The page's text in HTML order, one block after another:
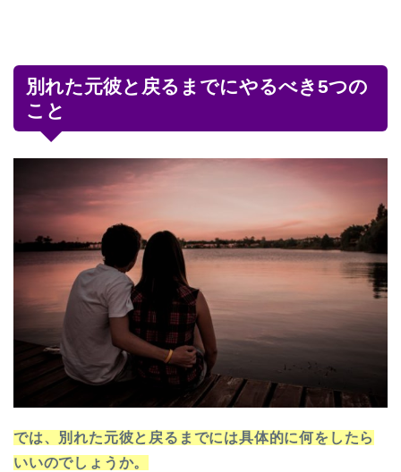
別れた元彼と戻るまでにやるべき5つの
こと
では、別れた元彼と戻るまでには具体的に何をしたら
いいのでしょうか。